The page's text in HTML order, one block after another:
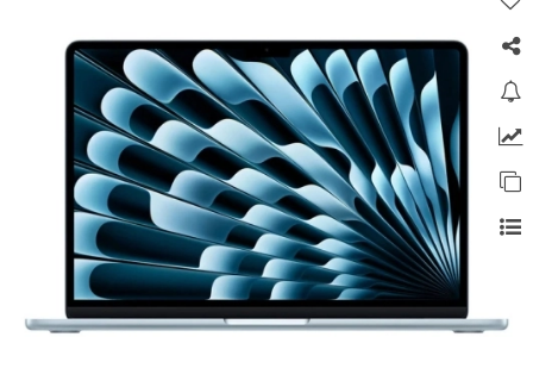
لوازم التحریر
کارتریج و تونر
تجهیزات فروشگاهی و بانکی
دستگاه صحافی و پرس
ماشین حساب
هدایا و ست مدیریتی